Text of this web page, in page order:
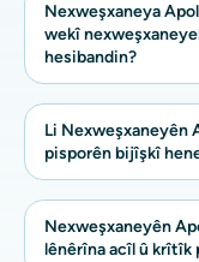
Nexweşxaneya
wekî
hesibandin?
Li Nexweşxaneyên
pisporên bijîşkî
Nexweşxaneyên
lênêrîna acîl û krîtîk